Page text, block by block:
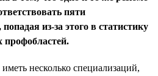
пяти
из-за этого в статистику
профобластей.
несколько специализаций,